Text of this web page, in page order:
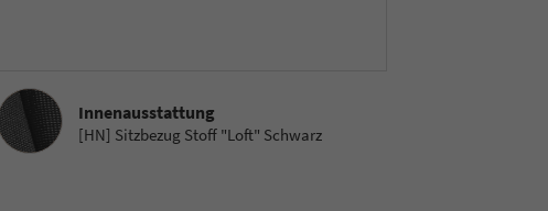
Innenausstattung
Innenausstattung
[HN] Sitzbezug Stoff "Loft" Schwarz